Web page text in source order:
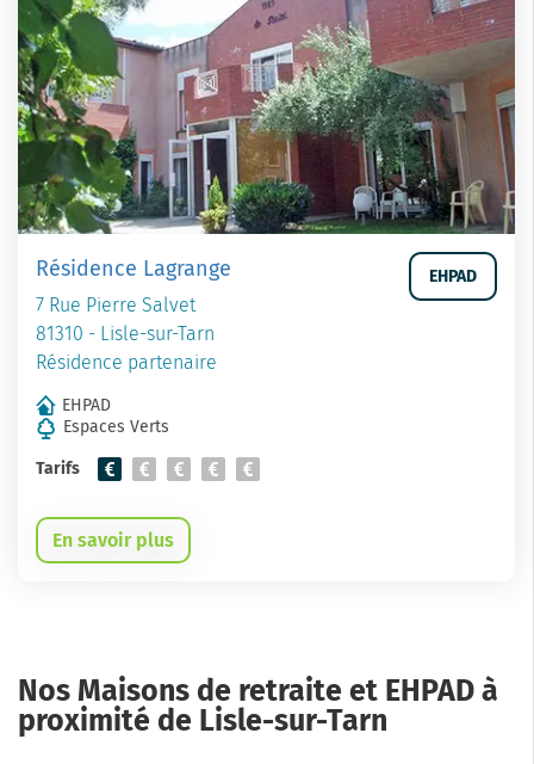
Résidence Lagrange
7 Rue Pierre Salvet
81310 - Lisle-sur-Tarn
Résidence partenaire
EHPAD
EHPAD
Espaces Verts
Tarifs
En savoir plus
Nos Maisons de retraite et EHPAD à
proximité de Lisle-sur-Tarn